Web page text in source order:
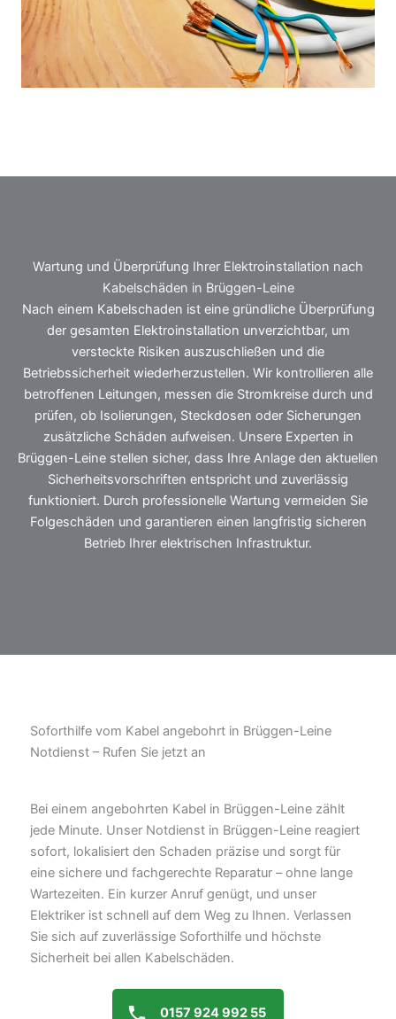
Wartung und Überprüfung Ihrer Elektroinstallation nach
Kabelschäden in Brüggen-Leine
Nach einem Kabelschaden ist eine gründliche Überprüfung
der gesamten Elektroinstallation unverzichtbar, um
versteckte Risiken auszuschließen und die
Betriebssicherheit wiederherzustellen. Wir kontrollieren alle
betroffenen Leitungen, messen die Stromkreise durch und
prüfen, ob Isolierungen, Steckdosen oder Sicherungen
zusätzliche Schäden aufweisen. Unsere Experten in
Brüggen-Leine stellen sicher, dass Ihre Anlage den aktuellen
Sicherheitsvorschriften entspricht und zuverlässig
funktioniert. Durch professionelle Wartung vermeiden Sie
Folgeschäden und garantieren einen langfristig sicheren
Betrieb Ihrer elektrischen Infrastruktur.
Soforthilfe vom Kabel angebohrt in Brüggen-Leine
Notdienst – Rufen Sie jetzt an
Bei einem angebohrten Kabel in Brüggen-Leine zählt
jede Minute. Unser Notdienst in Brüggen-Leine reagiert
sofort, lokalisiert den Schaden präzise und sorgt für
eine sichere und fachgerechte Reparatur – ohne lange
Wartezeiten. Ein kurzer Anruf genügt, und unser
Elektriker ist schnell auf dem Weg zu Ihnen. Verlassen
Sie sich auf zuverlässige Soforthilfe und höchste
Sicherheit bei allen Kabelschäden.
0157 924 992 55